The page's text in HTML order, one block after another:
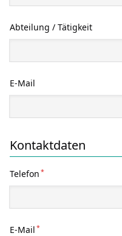
Abteilung / Tätigkeit
E-Mail
Kontaktdaten
Telefon *
E-Mail *